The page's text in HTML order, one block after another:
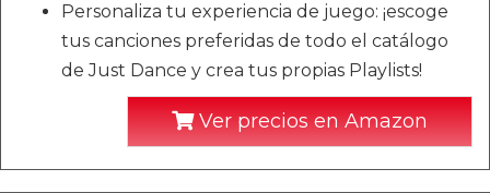
Personaliza tu experiencia de juego: ¡escoge
tus canciones preferidas de todo el catálogo
de Just Dance y crea tus propias Playlists!
Ver precios en Amazon